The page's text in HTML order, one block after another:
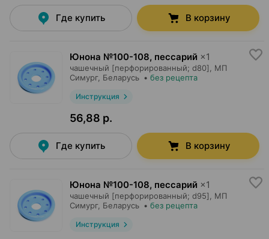
Где купить В корзину
Юнона №100-108, пессарий ×1
чашечный [перфорированный; d80],
МП
Симург, Беларусь • без рецепта
Инструкция
56,88 р.
Где купить В корзину
Юнона №100-108, пессарий ×1
чашечный [перфорированный; d95],
МП
Симург, Беларусь • без рецепта
Инструкция